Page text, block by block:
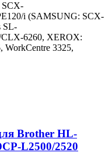
i (SAMSUNG: SCX-
SL-
6260, XEROX:
WorkCentre 3325,
Brother HL-
L2500/2520